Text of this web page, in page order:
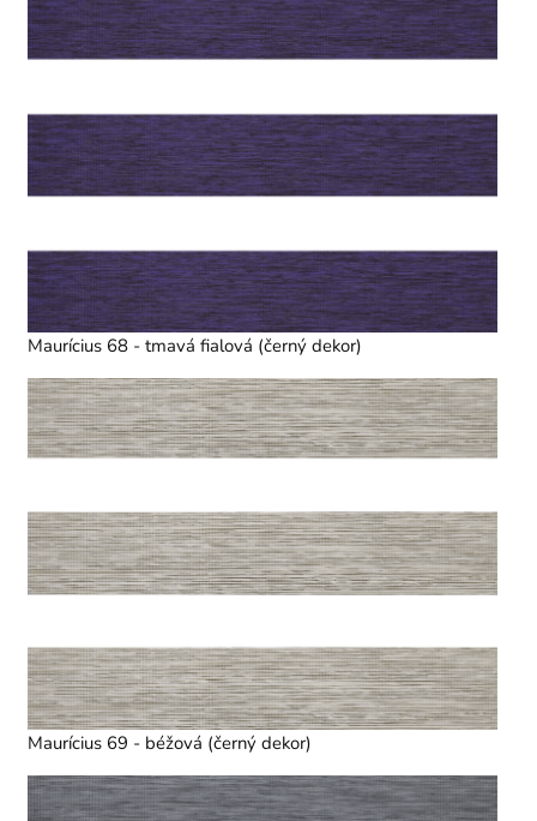
Maurícius 68 - tmavá fialová (černý dekor)
Maurícius 69 - béžová (černý dekor)